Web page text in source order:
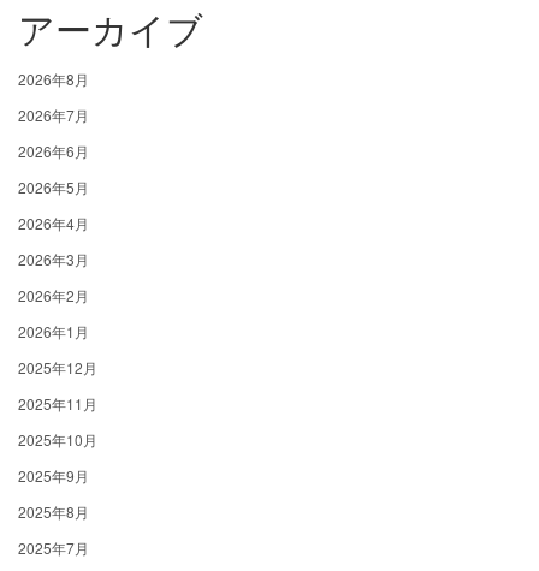
アーカイブ
2026年8月
2026年7月
2026年6月
2026年5月
2026年4月
2026年3月
2026年2月
2026年1月
2025年12月
2025年11月
2025年10月
2025年9月
2025年8月
2025年7月